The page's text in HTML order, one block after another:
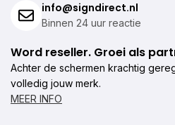
info@signdirect.nl
Binnen 24 uur reactie
Word reseller. Groei als
Achter de schermen krachtig
volledig jouw merk.
MEER INFO